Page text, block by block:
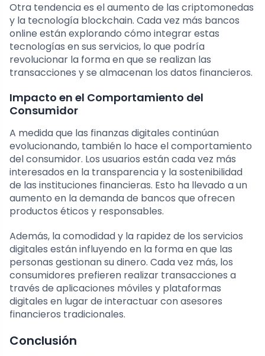
Otra tendencia es el aumento de las criptomonedas
y la tecnología blockchain. Cada vez más bancos
online están explorando cómo integrar estas
tecnologías en sus servicios, lo que podría
revolucionar la forma en que se realizan las
transacciones y se almacenan los datos financieros.
Impacto en el Comportamiento del
Consumidor
A medida que las finanzas digitales continúan
evolucionando, también lo hace el comportamiento
del consumidor. Los usuarios están cada vez más
interesados en la transparencia y la sostenibilidad
de las instituciones financieras. Esto ha llevado a un
aumento en la demanda de bancos que ofrecen
productos éticos y responsables.
Además, la comodidad y la rapidez de los servicios
digitales están influyendo en la forma en que las
personas gestionan su dinero. Cada vez más, los
consumidores prefieren realizar transacciones a
través de aplicaciones móviles y plataformas
digitales en lugar de interactuar con asesores
financieros tradicionales.
Conclusión